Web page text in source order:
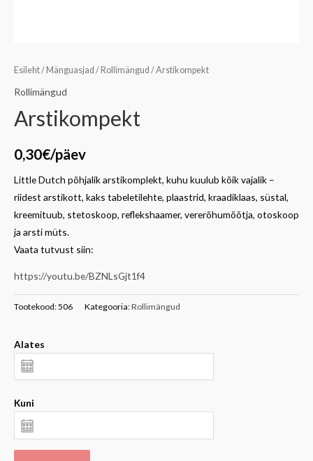
Esileht/ Mänguasjad / Rollimängud / Arstikompekt
Rollimängud
Arstikompekt
0,30€/päev
Little Dutch põhjalik arstikomplekt, kuhu kuulub kõik vajalik –
riidest arstikott, kaks tabeletilehte, plaastrid, kraadiklaas, süstal,
kreemituub, stetoskoop, reflekshaamer, vererõhumõõtja, otoskoop
ja arsti müts.
Vaata tutvust siin:
https://youtu.be/BZNLsGjt1f4
Tootekood:506 Kategooria:Rollimängud
Alates
Kuni